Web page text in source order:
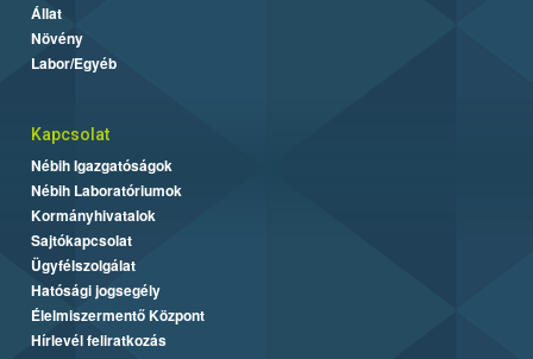
Állat
Növény
Labor/Egyéb
Kapcsolat
Nébih Igazgatóságok
Nébih Laboratóriumok
Kormányhivatalok
Sajtókapcsolat
Ügyfélszolgálat
Hatósági jogsegély
Élelmiszermentő Központ
Hírlevél feliratkozás